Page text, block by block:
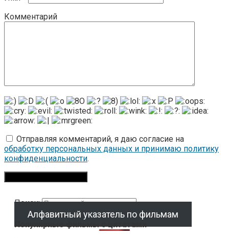
Комментарий
Отправляя комментарий, я даю согласие на
обработку персональных данных и принимаю политику
конфиденциальности.
Поиск:
Алфавитный указатель по фильмам
Популярные фильмы с цитатами